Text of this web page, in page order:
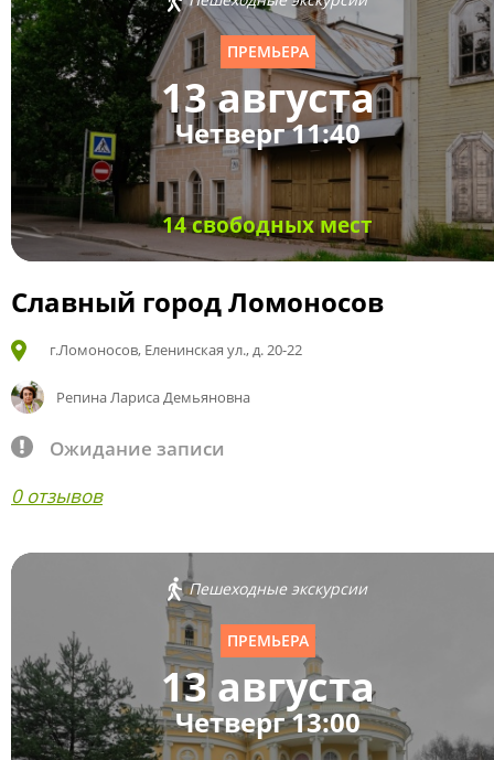
ПРЕМЬЕРА
13 августа
Четверг 11:40
14 свободных мест
Славный город Ломоносов
г.Ломоносов, Еленинская ул., д. 20-22
Репина Лариса Демьяновна
Ожидание записи
0 отзывов
Пешеходные экскурсии
ПРЕМЬЕРА
13 августа
Четверг 13:00